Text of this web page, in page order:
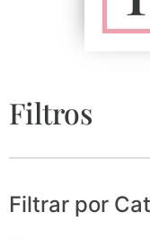
Filtros
Filtrar por